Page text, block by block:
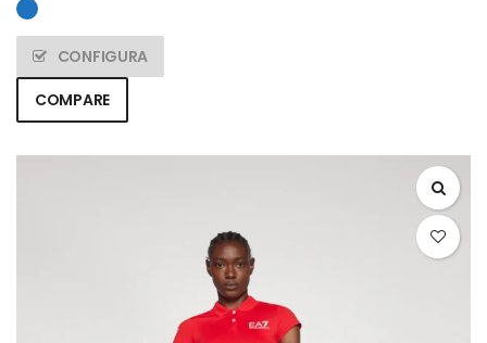
CONFIGURA
COMPARE